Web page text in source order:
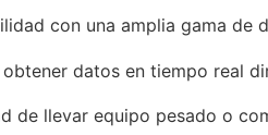
con una amplia gama de
datos en tiempo real
de llevar equipo pesado o